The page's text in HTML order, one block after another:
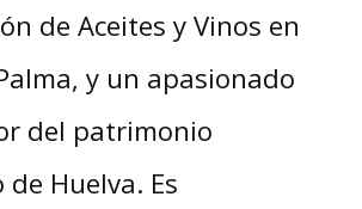
de Aceites y Vinos en
y un apasionado
del patrimonio
de Huelva. Es